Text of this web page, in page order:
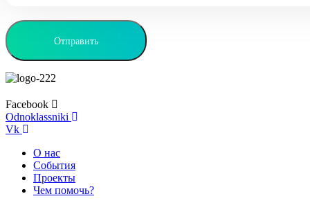
Facebook
Odnoklassniki
Vk
О нас
События
Проекты
Чем помочь?